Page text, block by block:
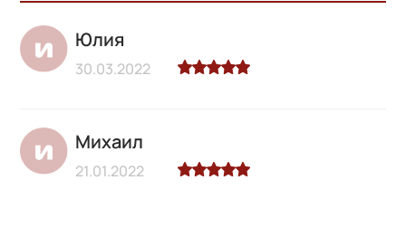
Юлия
30.03.2022
Михаил
21.01.2022